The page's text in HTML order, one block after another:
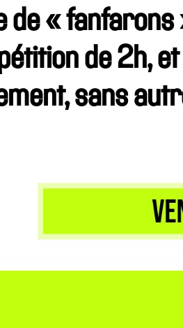
de « fanfarons
de 2h,
sans